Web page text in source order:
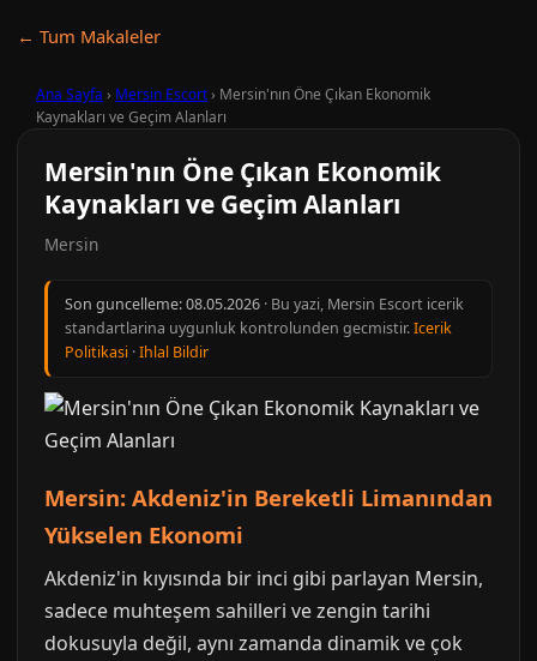
← Tum Makaleler
Ana Sayfa › Mersin Escort› Mersin'nın Öne Çıkan Ekonomik
Kaynakları ve Geçim Alanları
Mersin'nın Öne Çıkan Ekonomik
Kaynakları ve Geçim Alanları
Mersin
Son guncelleme:08.05.2026 · Bu yazi, Mersin Escort icerik
standartlarina uygunluk kontrolunden gecmistir.Icerik
Politikasi ·Ihlal Bildir
Mersin: Akdeniz'in Bereketli Limanından
Yükselen Ekonomi
Akdeniz'in kıyısında bir inci gibi parlayan Mersin,
sadece muhteşem sahilleri ve zengin tarihi
dokusuyla değil, aynı zamanda dinamik ve çok